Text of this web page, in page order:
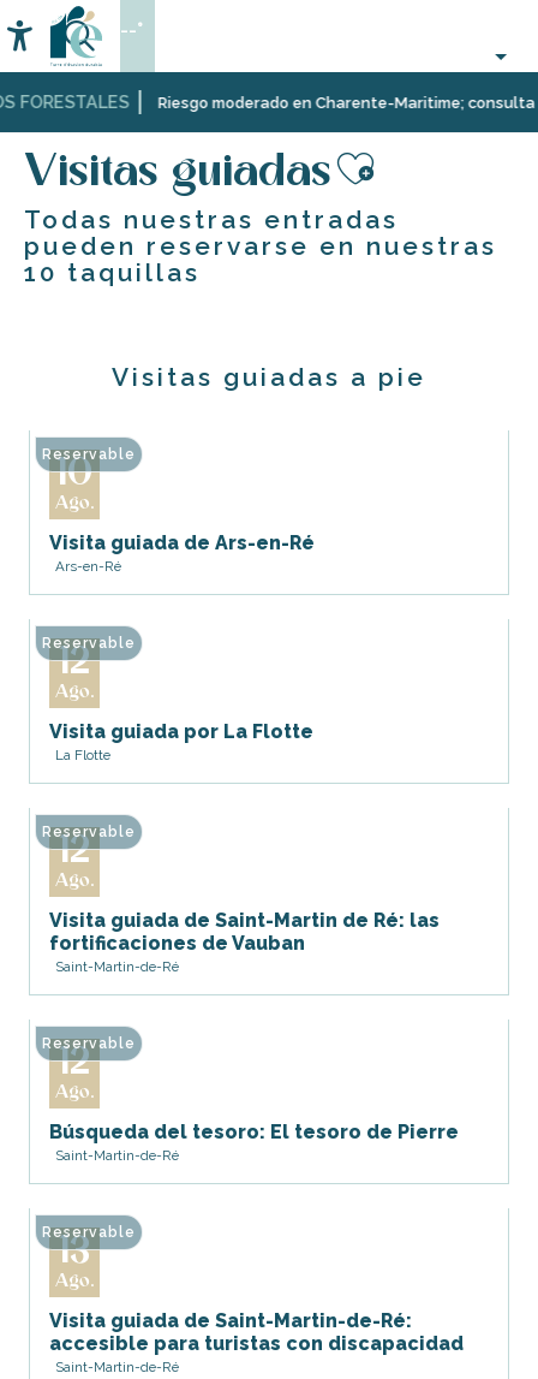
au
contenu
principal
Riesgo moderado en Charente-Maritime; consulta
Accessibilité
Buscar
--°
Página Web
Reserve
actividades
en
–
Billetterie
Visitas guiadas
Visitas guiadas
Ajouter
Todas nuestras entradas
pueden reservarse en nuestras
10 taquillas
Visitas guiadas a pie
10
Ago.
Visita guiada de Ars-en-Ré
Ars-en-Ré
Reservable
12
Ago.
Visita guiada por La Flotte
La Flotte
Reservable
12
Ago.
Visita guiada de Saint-Martin de Ré: las
fortificaciones de Vauban
Saint-Martin-de-Ré
Reservable
12
Ago.
Búsqueda del tesoro: El tesoro de Pierre
Saint-Martin-de-Ré
Reservable
13
Ago.
Visita guiada de Saint-Martin-de-Ré:
accesible para turistas con discapacidad
Saint-Martin-de-Ré
Reservable